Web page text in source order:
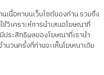
เนื้อหาบนเว็บไซต์ของท่าน รวมถึง
วิเคราะห์การนำเสนอโฆษณาที่
ประสิทธิผลของโฆษณาที่เรานำ
วนครั้งที่ท่านจะเห็นโฆษณาเดิม